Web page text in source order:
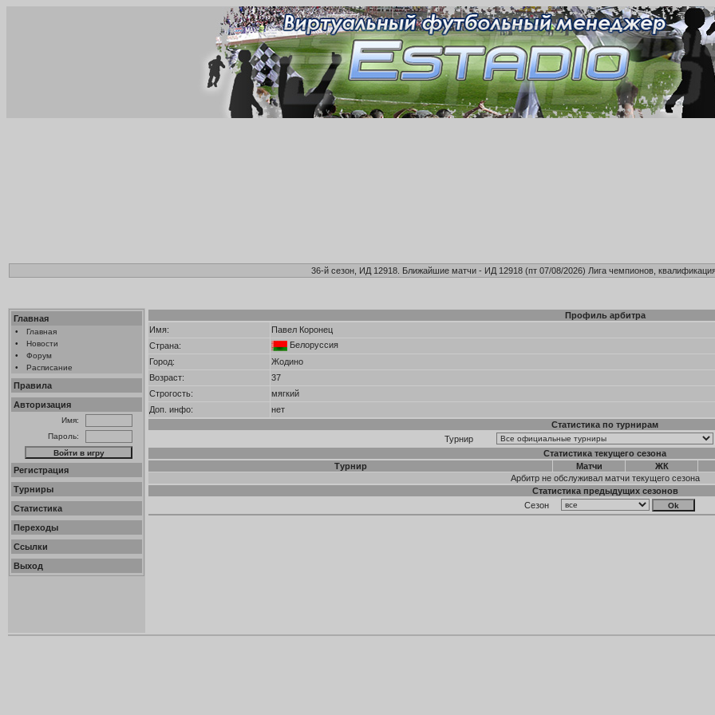
36-й сезон, ИД 12918. Ближайшие матчи - ИД 12918 (пт 07/08/2026) Лига чемпионов,
Главная
•
Главная
•
Новости
•
Форум
•
Расписание
Правила
Авторизация
Имя:
Пароль:
Регистрация
Турниры
Статистика
Переходы
Ссылки
Выход
Профиль арбитра
Имя:
Павел Коронец
Страна:
Белоруссия
Город:
Жодино
Возраст:
37
Строгость:
мягкий
Доп. инфо:
нет
Статистика по турнирам
Турнир
Статистика текущего сезона
Турнир
Матчи ЖК
Арбитр не обслуживал матчи текущего сезона
Статистика предыдущих сезонов
Сезон